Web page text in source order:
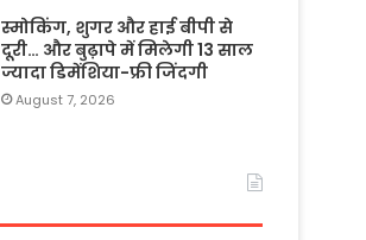
स्मोकिंग, शुगर और हाई बीपी से
दूरी… और बुढ़ापे में मिलेगी 13 साल
ज्यादा डिमेंशिया-फ्री जिंदगी
August 7, 2026